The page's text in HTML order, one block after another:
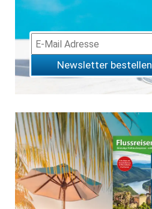
Newsletter bestellen